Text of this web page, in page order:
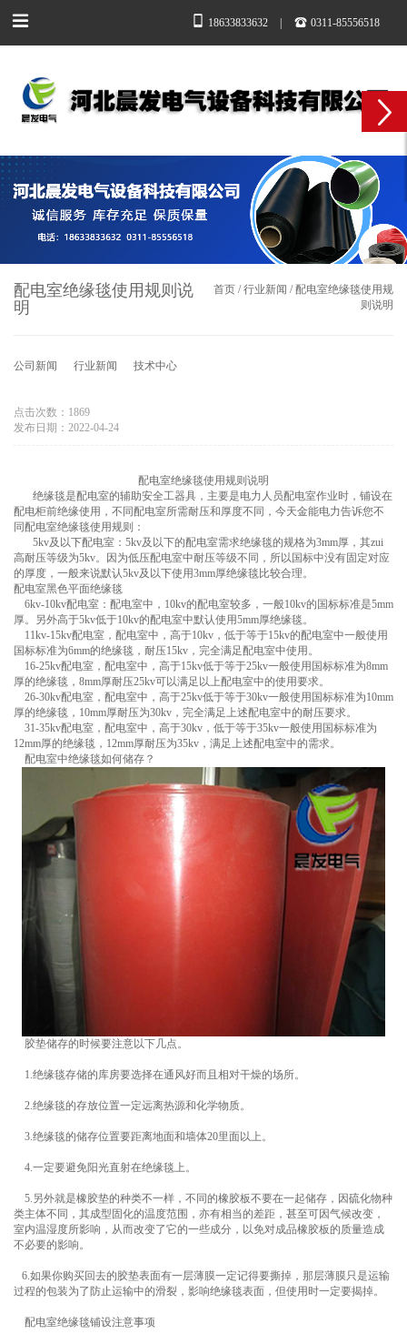
18633833632 0311-85556518
配电室绝缘毯使用规则说
明​
首页 /行业新闻 / 配电室绝缘毯使用规
则说明​
公司新闻 行业新闻 技术中心
点击次数：1869
发布日期：2022-04-24
配电室绝缘毯使用规则说明
绝缘毯是配电室的辅助安全工器具，主要是电力人员配电室作业时，铺设在
配电柜前绝缘使用，不同配电室所需耐压和厚度不同，今天金能电力告诉您不
同配电室绝缘毯使用规则：
5kv及以下配电室：5kv及以下的配电室需求绝缘毯的规格为3mm厚，其zui
高耐压等级为5kv。因为低压配电室中耐压等级不同，所以国标中没有固定对应
的厚度，一般来说默认5kv及以下使用3mm厚绝缘毯比较合理。
配电室黑色平面绝缘毯
6kv-10kv配电室：配电室中，10kv的配电室较多，一般10kv的国标标准是5mm
厚。另外高于5kv低于10kv的配电室中默认使用5mm厚绝缘毯。
11kv-15kv配电室，配电室中，高于10kv，低于等于15kv的配电室中一般使用
国标标准为6mm的绝缘毯，耐压15kv，完全满足配电室中使用。
16-25kv配电室，配电室中，高于15kv低于等于25kv一般使用国标标准为8mm
厚的绝缘毯，8mm厚耐压25kv可以满足以上配电室中的使用要求。
26-30kv配电室，配电室中，高于25kv低于等于30kv一般使用国标标准为10mm
厚的绝缘毯，10mm厚耐压为30kv，完全满足上述配电室中的耐压要求。
31-35kv配电室，配电室中，高于30kv，低于等于35kv一般使用国标标准为
12mm厚的绝缘毯，12mm厚耐压为35kv，满足上述配电室中的需求。
配电室中绝缘毯如何储存？
胶垫储存的时候要注意以下几点。
1.绝缘毯存储的库房要选择在通风好而且相对干燥的场所。
2.绝缘毯的存放位置一定远离热源和化学物质。
3.绝缘毯的储存位置要距离地面和墙体20里面以上。
4.一定要避免阳光直射在绝缘毯上。
5.另外就是橡胶垫的种类不一样，不同的橡胶板不要在一起储存，因硫化物种
类主体不同，其成型固化的温度范围，亦有相当的差距，甚至可因气候改变，
室内温湿度所影响，从而改变了它的一些成分，以免对成品橡胶板的质量造成
不必要的影响。
6.如果你购买回去的胶垫表面有一层薄膜一定记得要撕掉，那层薄膜只是运输
过程的包装为了防止运输中的滑裂，影响绝缘毯表面，但使用时一定要揭掉。
配电室绝缘毯铺设注意事项